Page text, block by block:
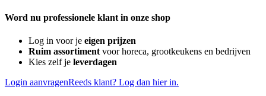
Word nu professionele klant in onze shop
Log in voor je eigen prijzen
Ruim assortimentvoor horeca, grootkeukens en bedrijven
Kies zelf je leverdagen
Login aanvragenReeds klant? Log dan hier in.